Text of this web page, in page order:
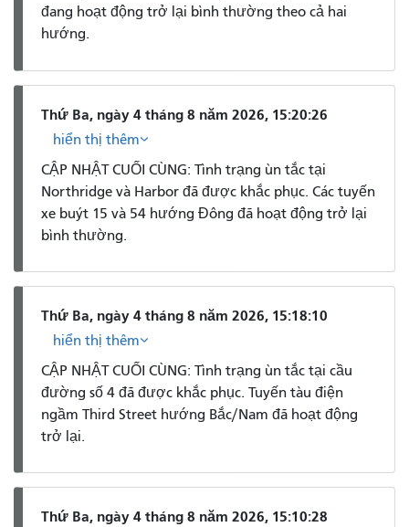
đang hoạt động trở lại bình thường theo cả hai
hướng.
Thứ Ba, ngày 4 tháng 8 năm 2026, 15:20:26
hiển thị thêm
CẬP NHẬT CUỐI CÙNG: Tình trạng ùn tắc tại
Northridge và Harbor đã được khắc phục. Các tuyến
xe buýt 15 và 54 hướng Đông đã hoạt động trở lại
bình thường.
Thứ Ba, ngày 4 tháng 8 năm 2026, 15:18:10
hiển thị thêm
CẬP NHẬT CUỐI CÙNG: Tình trạng ùn tắc tại cầu
đường số 4 đã được khắc phục. Tuyến tàu điện
ngầm Third Street hướng Bắc/Nam đã hoạt động
trở lại.
Thứ Ba, ngày 4 tháng 8 năm 2026, 15:10:28